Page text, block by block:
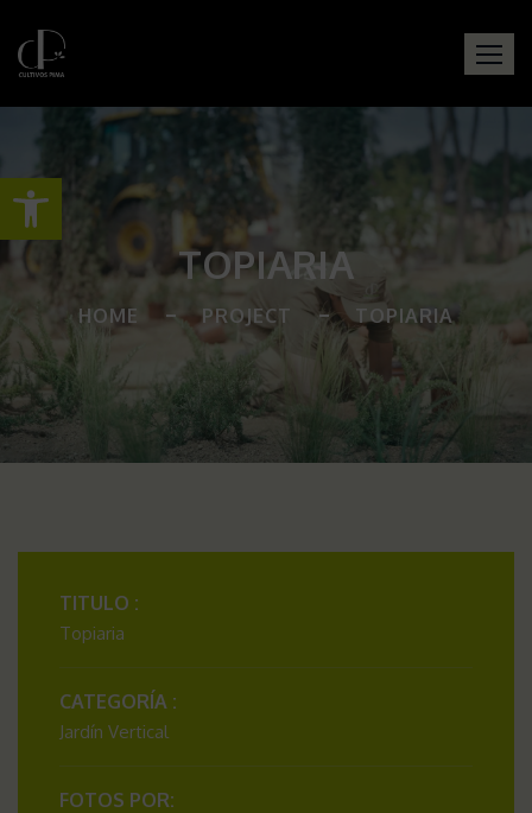
Abrir barra de herramientas
TOPIARIA
HOME PROJECT TOPIARIA
TITULO :
Topiaria
CATEGORÍA :
Jardín Vertical
FOTOS POR: